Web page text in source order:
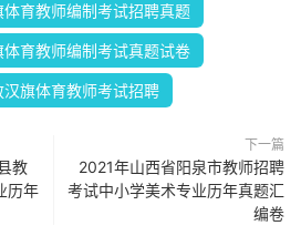
育教师编制考试招聘真题
育教师编制考试真题试卷
汉旗体育教师考试招聘
教
历年
下一篇
2021年山西省阳泉市教师招聘
考试中小学美术专业历年真题汇
编卷